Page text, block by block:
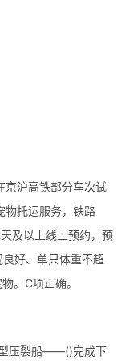
沪高铁部分车次试
物托运服务，铁路
及以上线上预约，预
好、单只体重不超
。C项正确。
压裂船——()完成下